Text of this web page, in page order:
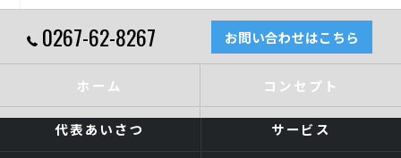
0267-62-8267 お問い合わせはこちら
ホーム コンセプト
代表あいさつ サービス